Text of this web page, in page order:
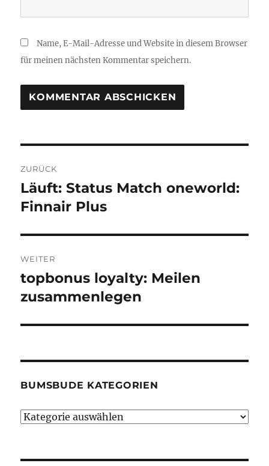
Name, E-Mail-Adresse und Website in diesem Browser
für meinen nächsten Kommentar speichern.
ZURÜCK
Vorheriger
Beitrag:
Läuft: Status Match oneworld:
Finnair Plus
WEITER
Nächster
Beitrag:
topbonus loyalty: Meilen
zusammenlegen
BUMSBUDE KATEGORIEN
Bumsbude